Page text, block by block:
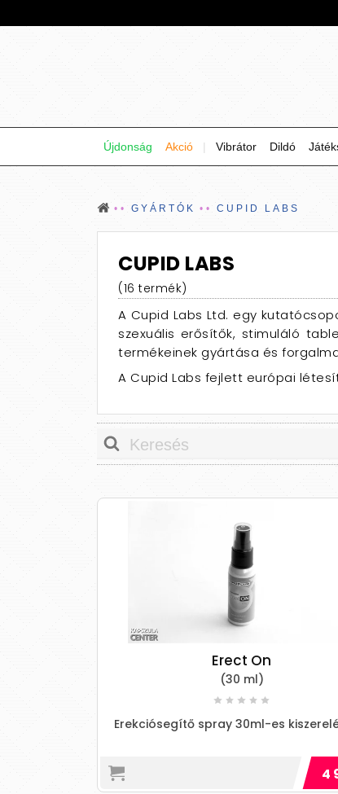
Újdonság Akció | Vibrátor Dildó
GYÁRTÓK CUPID LABS
CUPID LABS
(16 termék)
A Cupid Labs Ltd. egy
szexuális erősítők, stimuláló
termékeinek gyártása és
A Cupid Labs fejlett európai
Erect On
(30 ml)
Erekciósegítő spray 30ml-es
4